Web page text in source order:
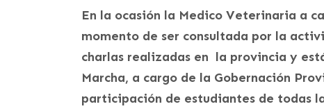
En la ocasión la Medico Veterinaria a
momento de ser consultada por la
charlas realizadas en la provincia y
Marcha, a cargo de la Gobernación
participación de estudiantes de todas